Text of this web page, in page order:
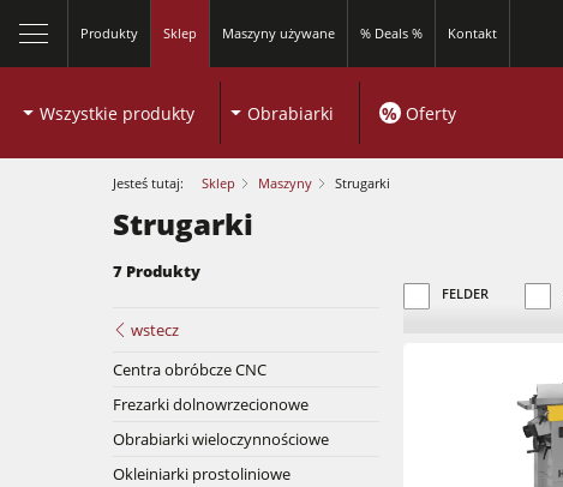
Produkty Sklep Maszyny używane % Deals % Kontakt
Piły formatowe
Wszystkie produkty Obrabiarki % Oferty
Jesteś tutaj: Sklep Maszyny Strugarki
Strugarki
7 Produkty
wstecz
Centra obróbcze CNC
Frezarki dolnowrzecionowe
Obrabiarki wieloczynnościowe
Okleiniarki prostoliniowe
FELDER